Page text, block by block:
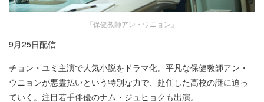
『保健教師アン・ウニョン』
9月25日配信​
チョン・ユミ主演で人気小説をドラマ化。平凡な保健教師アン・
ウニョンが悪霊払いという特別な力で、赴任した高校の謎に迫っ
ていく。注目若手俳優のナム・ジュヒョクも出演。